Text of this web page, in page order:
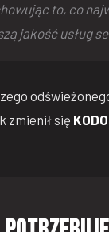
to, co
jakość usług
zmienił się